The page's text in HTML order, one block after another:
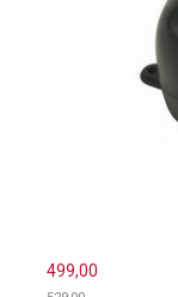
499,00